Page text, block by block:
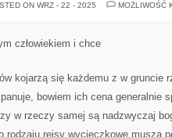
ON WRZ - 22 - 2025
MOŻLIWOŚĆ
człowiekiem i chce
kojarzą się każdemu z w gruncie
bowiem ich cena generalnie
w rzeczy samej są nadzwyczaj
rodzaju rejsy wycieczkowe muszą